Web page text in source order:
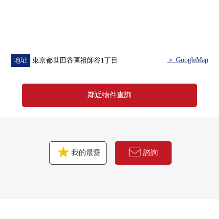
地址 東京都世田谷區祖師谷1丁目 ＞ GoogleMap
鄰近物件查詢
我的最愛 諮詢